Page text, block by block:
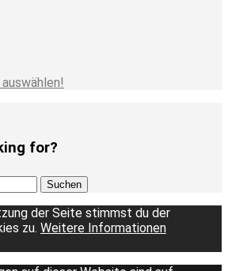
for?
Suchen
der Seite stimmst du der
zu. Weitere Informationen